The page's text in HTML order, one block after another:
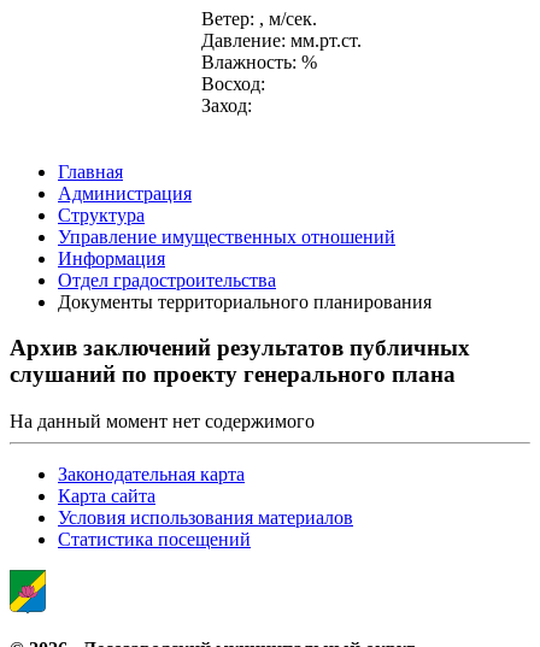
Ветер: , м/сек.
Давление: мм.рт.ст.
Влажность: %
Восход:
Заход:
Главная
Администрация
Структура
Управление имущественных отношений
Информация
Отдел градостроительства
Документы территориального планирования
Архив заключений результатов публичных
слушаний по проекту генерального плана
На данный момент нет содержимого
Законодательная карта
Карта сайта
Условия использования материалов
Статистика посещений